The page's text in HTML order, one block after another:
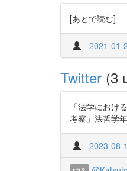
[あとで読む]
2021-01-
Twitter (3
「法学におけ
考察」法哲学
2023-08-